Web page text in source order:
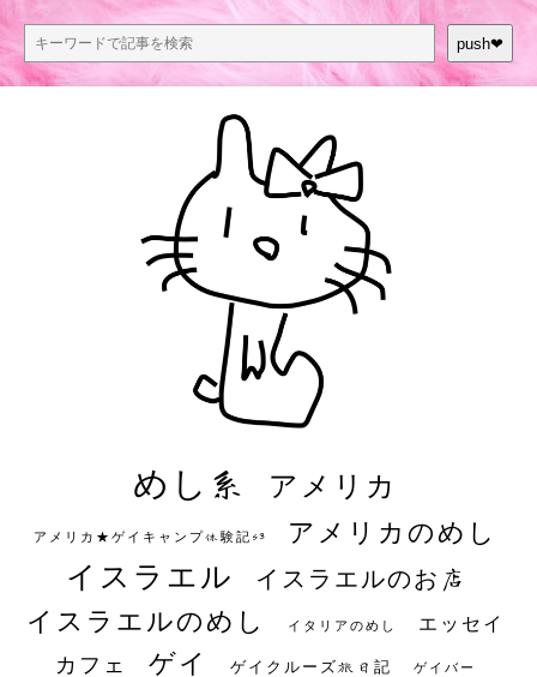
push❤︎
めし系 アメリカ
アメリカ★ゲイキャンプ体験記S3 アメリカのめし
イスラエル イスラエルのお店
イスラエルのめし イタリアのめし エッセイ
カフェ ゲイ ゲイクルーズ旅日記 ゲイバー